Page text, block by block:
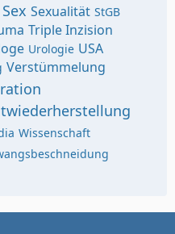
Sex Sexualität StGB
Triple Inzision
Urologie USA
Verstümmelung
Wissenschaft